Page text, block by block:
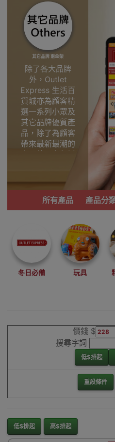
其它品牌 兩傘架
除了各大品牌
外，Outlet
Express 生活百
貨城亦為顧客精
選一系列小眾及
其它品牌優質產
品，除了為顧客
帶來最新最潮的
產品外，亦包括
功能齊備的產
品。
我們每月會固定
尋找最更新、最
潮、有特色而且
優惠的優質產
品，從用家的角
度為你帶來你的
最好選擇。
所有產品 產品分
冬日必備 玩具
價錢 $
搜尋字詞
低$排起
重設條件
低$排起 高$排起